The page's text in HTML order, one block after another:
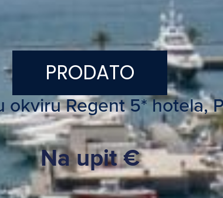
PRODATO
okviru Regent 5* hotela,
Na upit €